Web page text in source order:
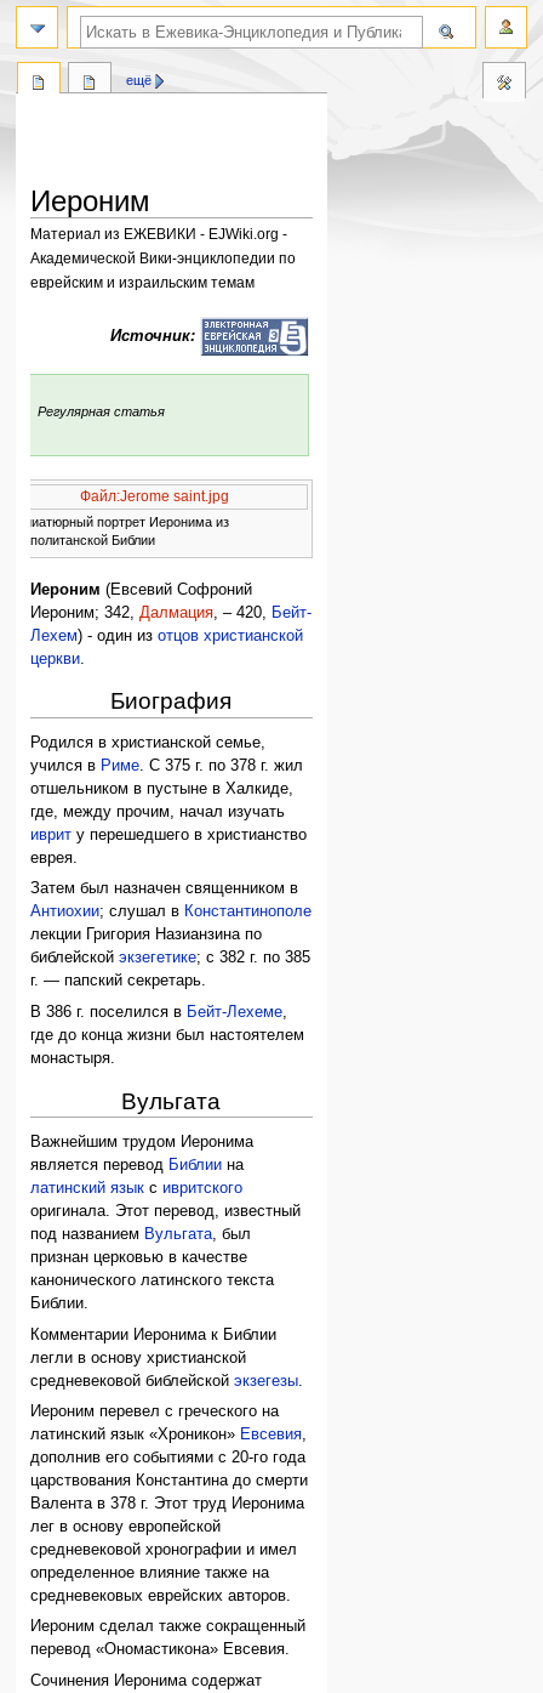
Иероним
Материал из ЕЖЕВИКИ - EJWiki.org -
Академической Вики-энциклопедии по
еврейским и израильским темам
Источник:
Регулярная статья
Файл:Jerome saint.jpg
Миниатюрный портрет Иеронима из
Неаполитанской Библии
Иероним (Евсевий Софроний
Иероним; 342, Далмация , – 420,
Бейт-
Лехем) - один изотцов христианской
церкви
Биография
Родился в христианской семье,
учился в Риме. С 375 г. по 378 г. жил
отшельником в пустыне в Халкиде,
где, между прочим, начал изучать
иврит у перешедшего в христианство
еврея.
Затем был назначен священником в
Антиохии; слушал в Константинополе
лекции Григория Назианзина по
библейскойэкзегетике; с 382 г. по 385
г. — папский секретарь.
В 386 г. поселился в Бейт-Лехеме,
где до конца жизни был настоятелем
монастыря.
Вульгата
Важнейшим трудом Иеронима
является перевод Библии на
латинский язык сивритского
оригинала. Этот перевод, известный
под названием Вульгата, был
признан церковью в качестве
канонического латинского текста
Библии.
Комментарии Иеронима к Библии
легли в основу христианской
средневековой библейскойэкзегезы
Иероним перевел с греческого на
латинский язык «Хроникон» Евсевия,
дополнив его событиями с 20-го года
царствования Константина до смерти
Валента в 378 г. Этот труд Иеронима
лег в основу европейской
средневековой хронографии и имел
определенное влияние также на
средневековых еврейских авторов.
Иероним сделал также сокращенный
перевод «Ономастикона» Евсевия.
Сочинения Иеронима содержат
ещё
поиск по словам